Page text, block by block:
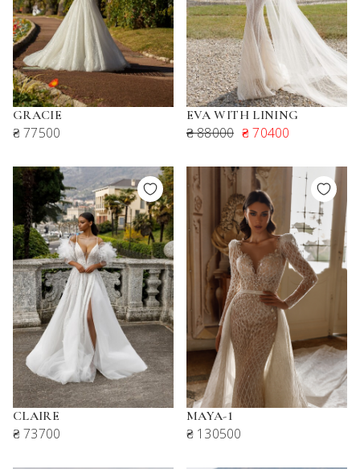
GRACIE
₴ 77500
EVA WITH LINING
₴ 88000 ₴ 70400
CLAIRE
₴ 73700
MAYA-1
₴ 130500